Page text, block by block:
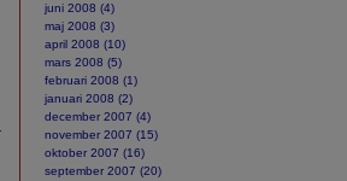
juni 2008 (4)
maj 2008 (3)
april 2008 (10)
mars 2008 (5)
februari 2008 (1)
januari 2008 (2)
december 2007 (4)
november 2007 (15)
oktober 2007 (16)
september 2007 (20)